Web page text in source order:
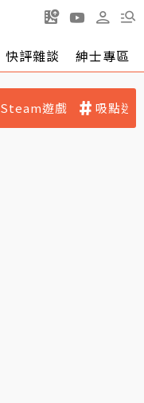
快評雜談 紳士專區
Steam遊戲 吸點迷